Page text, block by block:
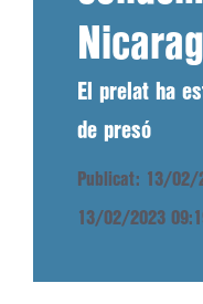
El prelat ha
de presó
Publicat: 13/02/
13/02/2023